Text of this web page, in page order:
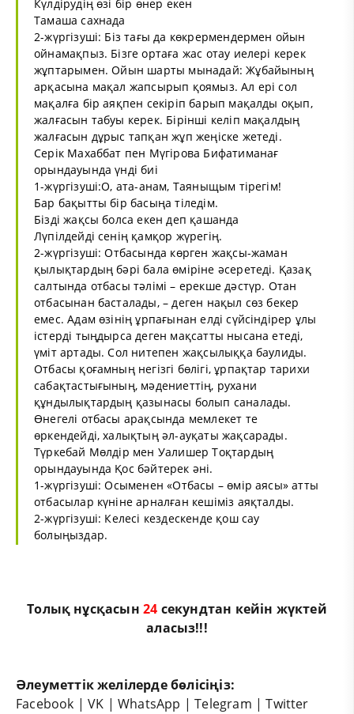
Күлдірудің өзі бір өнер екен
Тамаша сахнада
2-жүргізуші: Біз тағы да көкрермендермен ойын
ойнамақпыз. Бізге ортаға жас отау иелері керек
жұптарымен. Ойын шарты мынадай: Жұбайының
арқасына мақал жапсырып қоямыз. Ал ері сол
мақалға бір аяқпен секіріп барып мақалды оқып,
жалғасын табуы керек. Бірінші келіп мақалдың
жалғасын дұрыс тапқан жұп жеңіске жетеді.
Серік Махаббат пен Мүгірова Бифатиманағ
орындауында үнді биі
1-жүргізуші:О, ата-анам, Таяныщым тірегім!
Бар бақытты бір басыңа тіледім.
Бізді жақсы болса екен деп қашанда
Лүпілдейді сенің қамқор жүрегің.
2-жүргізуші: Отбасында көрген жақсы-жаман
қылықтардың бәрі бала өміріне әсеретеді. Қазақ
салтында отбасы тәлімі – ерекше дәстүр. Отан
отбасынан басталады, – деген нақыл сөз бекер
емес. Адам өзінің ұрпағынан елді сүйсіндірер ұлы
істерді тыңдырса деген мақсатты нысана етеді,
үміт артады. Сол нитепен жақсылыққа баулиды.
Отбасы қоғамның негізгі бөлігі, ұрпақтар тарихи
сабақтастығының, мәдениеттің, рухани
құндылықтардың қазынасы болып саналады.
Өнегелі отбасы арақсында мемлекет те
өркендейді, халықтың әл-ауқаты жақсарады.
Түркебай Мөлдір мен Уалишер Тоқтардың
орындауында Қос бәйтерек әні.
1-жүргізуші: Осыменен «Отбасы – өмір аясы» атты
отбасылар күніне арналған кешіміз аяқталды.
2-жүргізуші: Келесі кездескенде қош сау
болыңыздар.
Толық нұсқасын23 секундтан кейін жүктей
аласыз!!!
Әлеуметтік желілерде бөлісіңіз:
Facebook |VK |WhatsApp |Telegram |Twitter